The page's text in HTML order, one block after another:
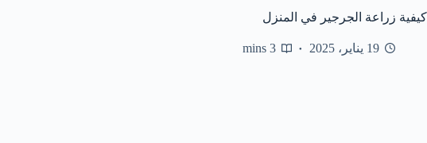
كيفية زراعة الجرجير في المنزل
19 يناير، 2025 3 mins